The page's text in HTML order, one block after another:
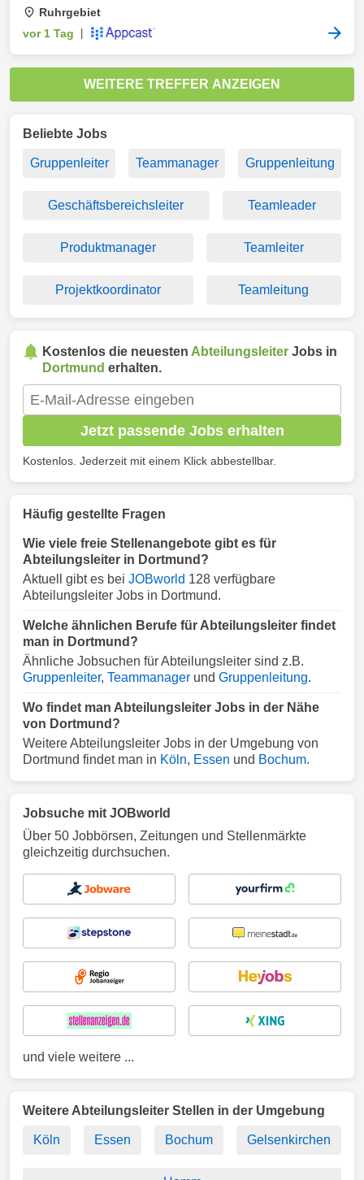
Ruhrgebiet
vor 1 Tag
WEITERE TREFFER ANZEIGEN
Beliebte Jobs
Gruppenleiter Teammanager Gruppenleitung
Geschäftsbereichsleiter Teamleader
Produktmanager Teamleiter
Projektkoordinator Teamleitung
Kostenlos die neuesten Abteilungsleiter Jobs in
Dortmund erhalten.
Jetzt passende Jobs erhalten
Kostenlos. Jederzeit mit einem Klick abbestellbar.
Häufig gestellte Fragen
Wie viele freie Stellenangebote gibt es für
Abteilungsleiter in Dortmund?
Aktuell gibt es bei JOBworld 128 verfügbare
Abteilungsleiter Jobs in Dortmund.
Welche ähnlichen Berufe für Abteilungsleiter findet
man in Dortmund?
Ähnliche Jobsuchen für Abteilungsleiter sind z.B.
Gruppenleiter, Teammanager und Gruppenleitung.
Wo findet man Abteilungsleiter Jobs in der Nähe
von Dortmund?
Weitere Abteilungsleiter Jobs in der Umgebung von
Dortmund findet man in Köln, Essen und Bochum.
Jobsuche mit JOBworld
Über 50 Jobbörsen, Zeitungen und Stellenmärkte
gleichzeitig durchsuchen.
und viele weitere ...
Weitere Abteilungsleiter Stellen in der Umgebung
Köln Essen Bochum Gelsenkirchen